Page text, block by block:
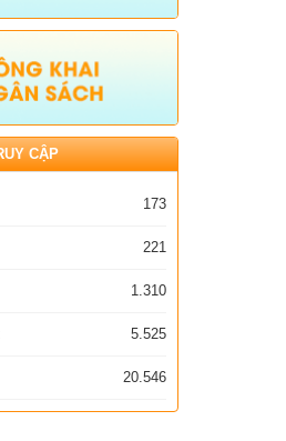
CẬP
173
221
1.310
5.525
20.546